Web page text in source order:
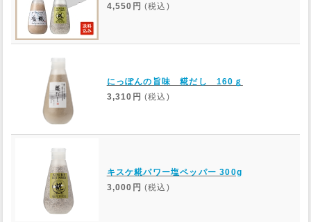
4,550円 (税込)
にっぽんの旨味 糀だし 160ｇ
3,310円 (税込)
キスケ糀パワー塩ペッパー 300g
3,000円 (税込)